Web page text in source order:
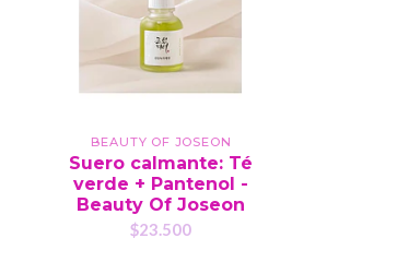
BEAUTY OF JOSEON
Suero calmante: Té
verde + Pantenol -
Beauty Of Joseon
$23.500